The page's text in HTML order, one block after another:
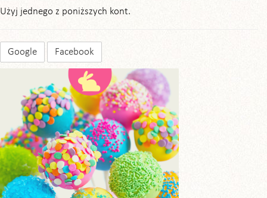
Użyj jednego z poniższych kont.
Google Facebook